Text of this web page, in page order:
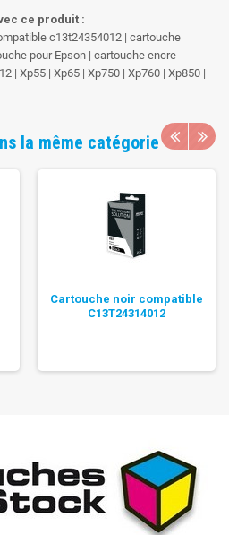
ce produit :
c13t24354012 | cartouche
pour Epson | cartouche encre
| Xp55 | Xp65 | Xp750 | Xp760 | Xp850 |
la même catégorie
Cartouche noir compatible
C13T24314012